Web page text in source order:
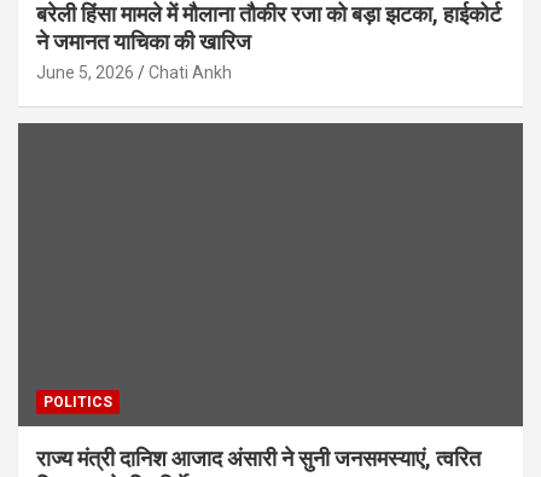
बरेली हिंसा मामले में मौलाना तौकीर रजा को बड़ा झटका, हाईकोर्ट
ने जमानत याचिका की खारिज
June 5, 2026 Chati Ankh
POLITICS
राज्य मंत्री दानिश आजाद अंसारी ने सुनी जनसमस्याएं, त्वरित